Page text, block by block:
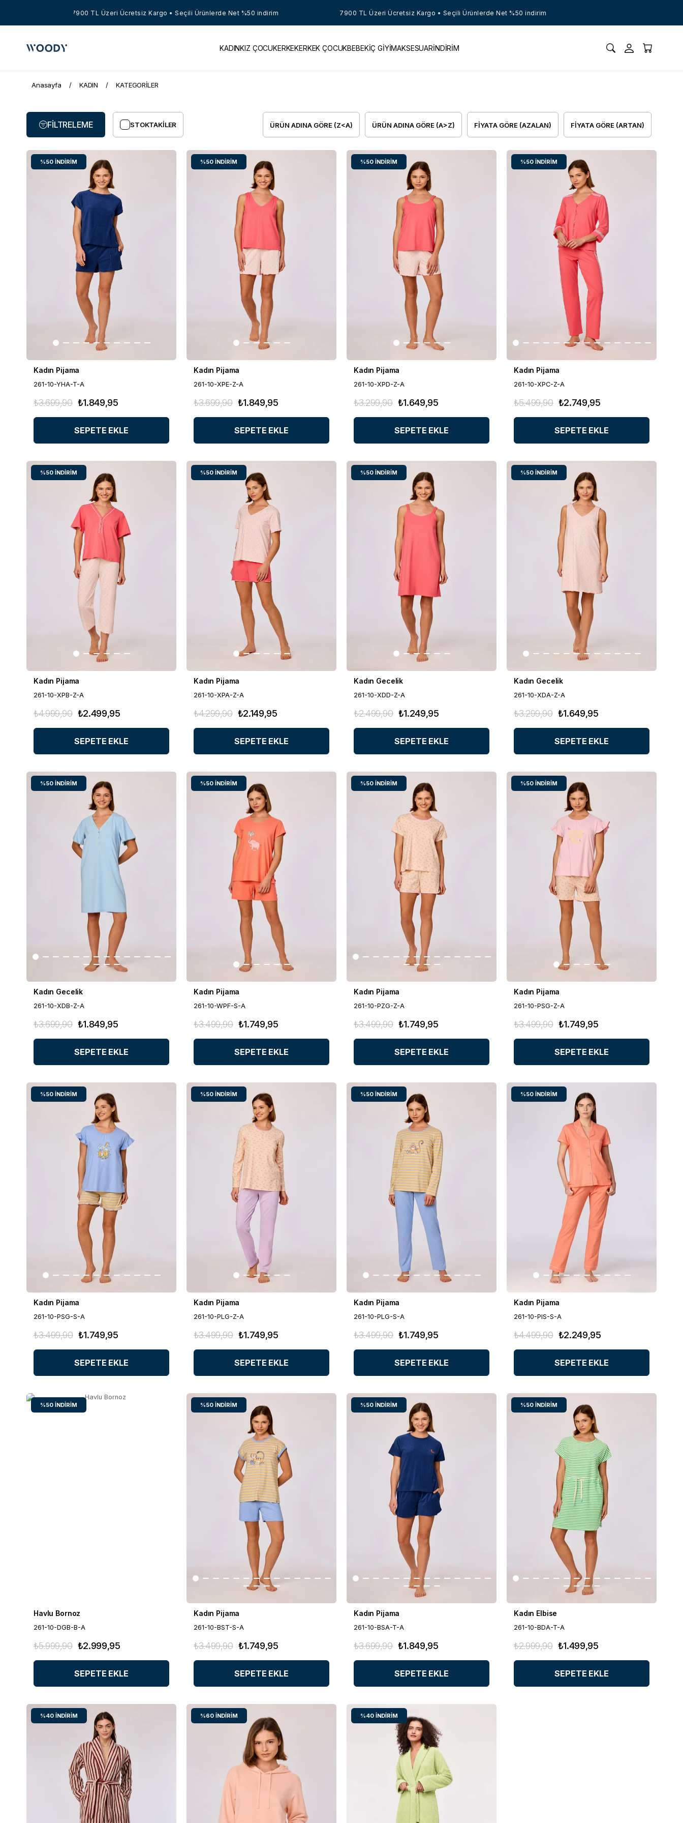
7900 TL Üzeri Ücretsiz Kargo • Seçili Ürünlerde Net %50 indirim 7900 TL Üzeri Ücretsiz Kargo • Seçili Ürünlerde Net %50 indirim
KADINKIZ ÇOCUKERKEKERKEK ÇOCUKBEBEKİÇ GİYİMAKSESUARİNDİRİM
Anasayfa KADIN KATEGORİLER
FIYATA GÖRE (ARTAN)
FIYATA GÖRE (AZALAN)
ÜRÜN ADINA GÖRE (A>Z)
ÜRÜN ADINA GÖRE (Z<A)
STOKTAKILER
FILTRELEME
Kadın Pijama
261-10-YHA-T-A
₺1.849,95
₺3.699,90
SEPETE EKLE
%50 İNDIRIM
Kadın Pijama
261-10-XPE-Z-A
₺1.849,95
₺3.699,90
SEPETE EKLE
%50 İNDIRIM
Kadın Pijama
261-10-XPD-Z-A
₺1.649,95
₺3.299,90
SEPETE EKLE
%50 İNDIRIM
Kadın Pijama
261-10-XPC-Z-A
₺2.749,95
₺5.499,90
SEPETE EKLE
%50 İNDIRIM
Kadın Pijama
261-10-XPB-Z-A
₺2.499,95
₺4.999,90
SEPETE EKLE
%50 İNDIRIM
Kadın Pijama
261-10-XPA-Z-A
₺2.149,95
₺4.299,90
SEPETE EKLE
%50 İNDIRIM
Kadın Gecelik
261-10-XDD-Z-A
₺1.249,95
₺2.499,90
SEPETE EKLE
%50 İNDIRIM
Kadın Gecelik
261-10-XDA-Z-A
₺1.649,95
₺3.299,90
SEPETE EKLE
%50 İNDIRIM
Kadın Gecelik
261-10-XDB-Z-A
₺1.849,95
₺3.699,90
SEPETE EKLE
%50 İNDIRIM
Kadın Pijama
261-10-WPF-S-A
₺1.749,95
₺3.499,90
SEPETE EKLE
%50 İNDIRIM
Kadın Pijama
261-10-PZG-Z-A
₺1.749,95
₺3.499,90
SEPETE EKLE
%50 İNDIRIM
Kadın Pijama
261-10-PSG-Z-A
₺1.749,95
₺3.499,90
SEPETE EKLE
%50 İNDIRIM
Kadın Pijama
261-10-PSG-S-A
₺1.749,95
₺3.499,90
SEPETE EKLE
%50 İNDIRIM
Kadın Pijama
261-10-PLG-Z-A
₺1.749,95
₺3.499,90
SEPETE EKLE
%50 İNDIRIM
Kadın Pijama
261-10-PLG-S-A
₺1.749,95
₺3.499,90
SEPETE EKLE
%50 İNDIRIM
Kadın Pijama
261-10-PIS-S-A
₺2.249,95
₺4.499,90
SEPETE EKLE
%50 İNDIRIM
Havlu Bornoz
261-10-DGB-B-A
₺2.999,95
₺5.999,90
SEPETE EKLE
%50 İNDIRIM
Kadın Pijama
261-10-BST-S-A
₺1.749,95
₺3.499,90
SEPETE EKLE
%50 İNDIRIM
Kadın Pijama
261-10-BSA-T-A
₺1.849,95
₺3.699,90
SEPETE EKLE
%50 İNDIRIM
Kadın Elbise
261-10-BDA-T-A
₺1.499,95
₺2.999,90
SEPETE EKLE
%50 İNDIRIM
%40 İNDIRIM %60 İNDIRIM %40 İNDIRIM